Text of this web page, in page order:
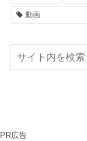
動画
PR広告